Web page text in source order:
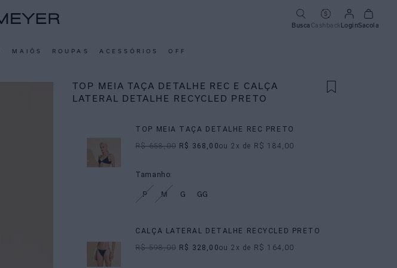
Busca CashbackLoginSacola
MAIÔS ROUPAS ACESSÓRIOS OFF
TOP MEIA TAÇA DETALHE REC E CALÇA
LATERAL DETALHE RECYCLED PRETO
TOP MEIA TAÇA DETALHE REC PRETO
R$ 658,00 R$ 368,00ou 2 x de R$ 184,00
Tamanho:
P M G GG
CALÇA LATERAL DETALHE RECYCLED PRETO
R$ 598,00 R$ 328,00ou 2 x de R$ 164,00